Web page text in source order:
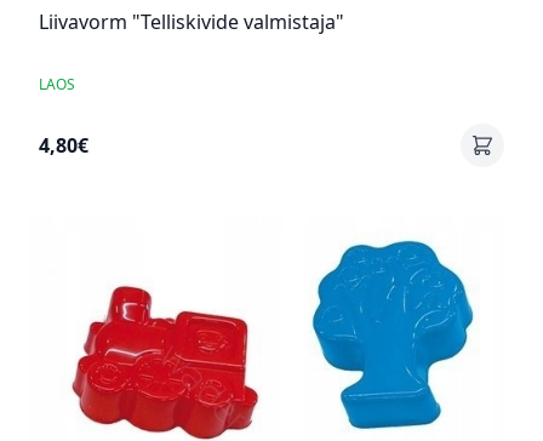
Liivavorm "Telliskivide valmistaja"
LAOS
4,80€